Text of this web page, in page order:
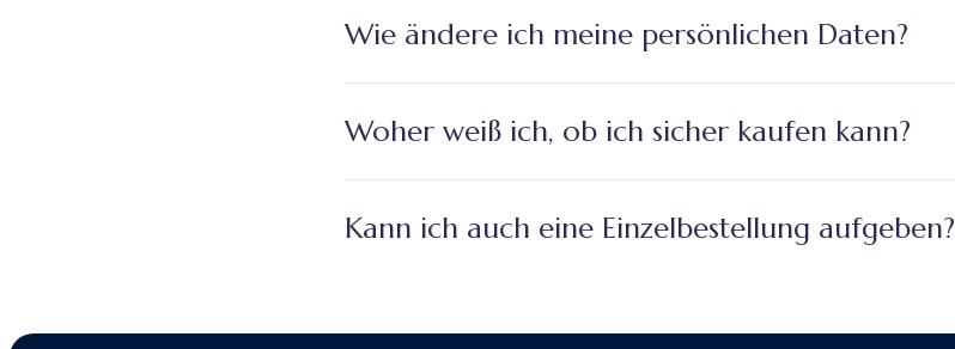
Wie ändere ich meine persönlichen Daten?
Woher weiß ich, ob ich sicher kaufen kann?
Kann ich auch eine Einzelbestellung aufgeben?